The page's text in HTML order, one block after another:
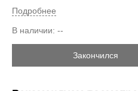
Подробнее
В наличии: --
Закончился